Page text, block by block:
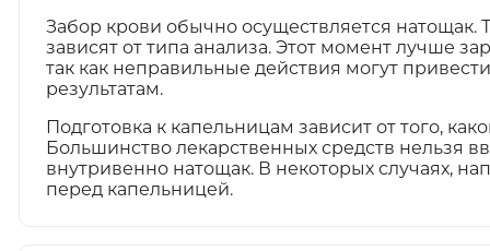
Забор крови обычно осуществляется натощак.
зависят от типа анализа. Этот момент лучше
так как неправильные действия могут
результатам.
Подготовка к капельницам зависит от того,
Большинство лекарственных средств нельзя
внутривенно натощак. В некоторых случаях,
перед капельницей.